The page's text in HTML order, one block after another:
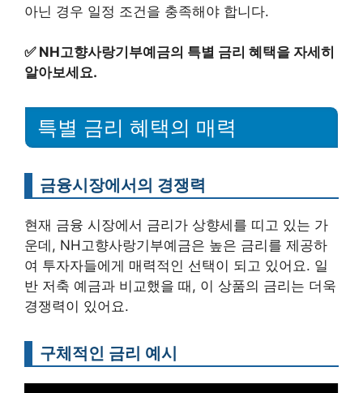
아닌 경우 일정 조건을 충족해야 합니다.
✅ NH고향사랑기부예금의 특별 금리 혜택을 자세히
알아보세요.
특별 금리 혜택의 매력
금융시장에서의 경쟁력
현재 금융 시장에서 금리가 상향세를 띠고 있는 가
운데, NH고향사랑기부예금은 높은 금리를 제공하
여 투자자들에게 매력적인 선택이 되고 있어요. 일
반 저축 예금과 비교했을 때, 이 상품의 금리는 더욱
경쟁력이 있어요.
구체적인 금리 예시